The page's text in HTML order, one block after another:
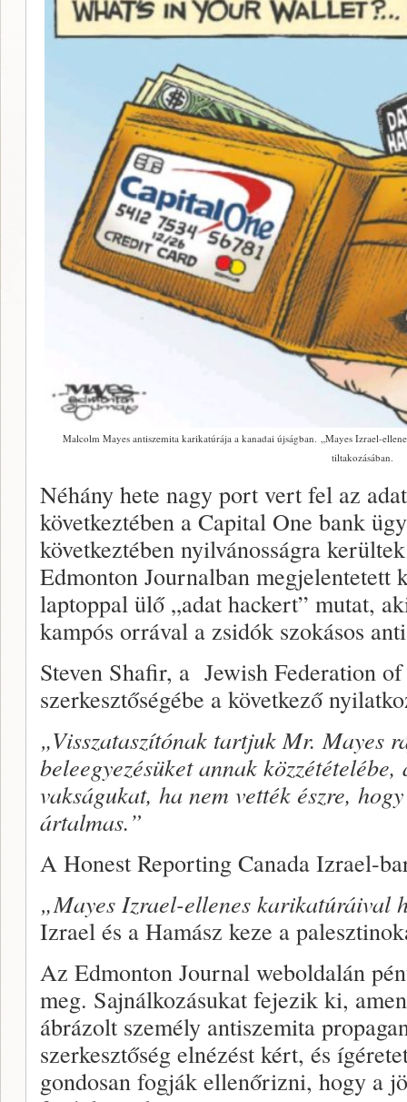
Malcolm Mayes antiszemita karikatúrája a kanadai újságban. „Mayes Izrael-
tiltakozásában.
Néhány hete nagy port vert fel az
következtében a Capital One bank
következtében nyilvánosságra
Edmonton Journalban megjelentetett
laptoppal ülő „adat hackert” mutat,
kampós orrával a zsidók szokásos
Steven Shafir, a Jewish Federation
szerkesztőségébe a következő
„Visszataszítónak tartjuk Mr. Mayes
beleegyezésüket annak
vakságukat, ha nem vették észre,
ártalmas.”
A Honest Reporting Canada Izrael-
„Mayes Izrael-ellenes karikatúráival
Izrael és a Hamász keze a
Az Edmonton Journal weboldalán
meg. Sajnálkozásukat fejezik ki,
ábrázolt személy antiszemita
szerkesztőség elnézést kért, és
gondosan fogják ellenőrizni, hogy a